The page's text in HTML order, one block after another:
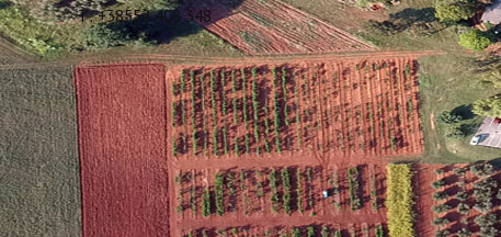
T: +38552 408 348
sredstvima - Obavijest